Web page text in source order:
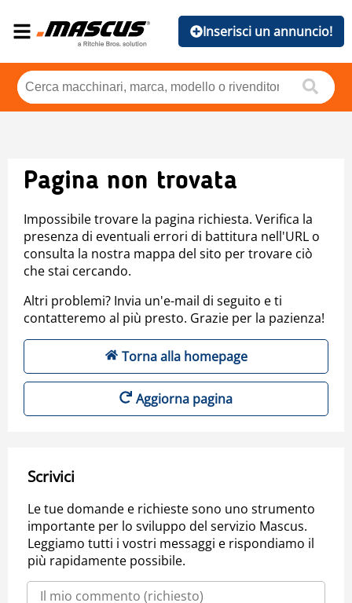
Inserisci un annuncio!
Pagina non trovata
Impossibile trovare la pagina richiesta. Verifica la
presenza di eventuali errori di battitura nell'URL o
consulta la nostra mappa del sito per trovare ciò
che stai cercando.
Altri problemi? Invia un'e-mail di seguito e ti
contatteremo al più presto. Grazie per la pazienza!
Torna alla homepage
Aggiorna pagina
Scrivici
Le tue domande e richieste sono uno strumento
importante per lo sviluppo del servizio Mascus.
Leggiamo tutti i vostri messaggi e rispondiamo il
più rapidamente possibile.